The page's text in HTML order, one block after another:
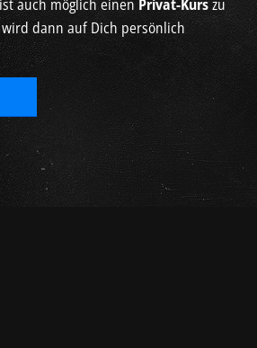
auch möglich einen Privat-Kurszu
dann auf Dich persönlich